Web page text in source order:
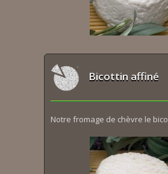
Bicottin affiné
Notre fromage de chèvre le